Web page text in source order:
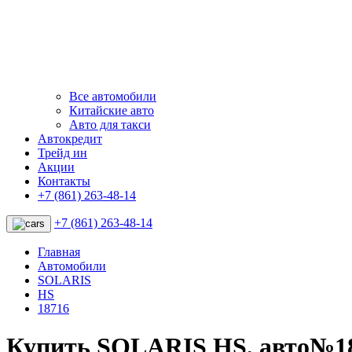
Все автомобили
Китайские авто
Авто для такси
Автокредит
Трейд ин
Акции
Контакты
+7 (861) 263-48-14
+7 (861) 263-48-14
Главная
Автомобили
SOLARIS
HS
18716